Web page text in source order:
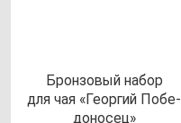
Брон­зо­вый на­бор
для чая «Геор­гий Побе­
до­но­сец»